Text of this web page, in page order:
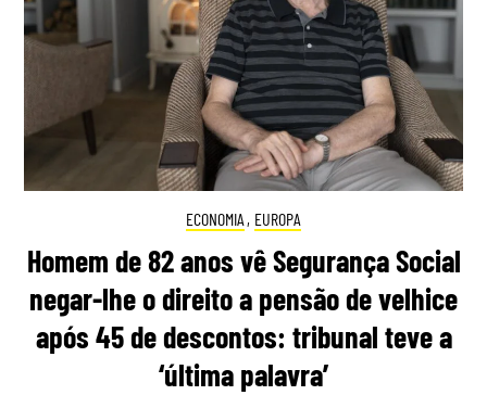
ECONOMIA , EUROPA
Homem de 82 anos vê Segurança Social
negar-lhe o direito a pensão de velhice
após 45 de descontos: tribunal teve a
‘última palavra’